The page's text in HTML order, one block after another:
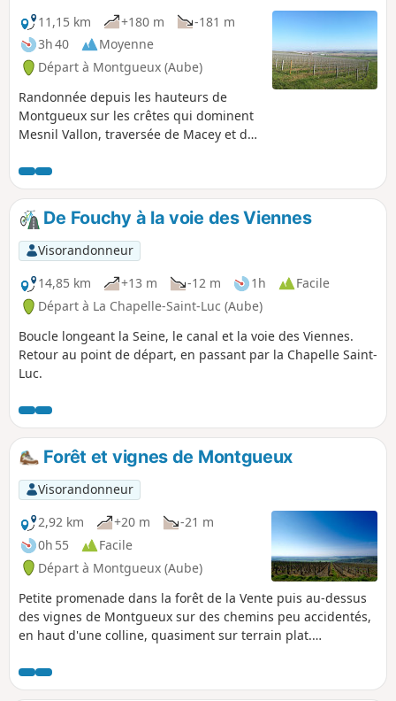
11,15 km
+180 m
-181 m
3h 40
Moyenne
Départ à Montgueux (Aube)
Randonnée depuis les hauteurs de
Montgueux sur les crêtes qui dominent
Mesnil Vallon, traversée de Macey et de
longeant les vignes qui dominent la
Grange au Rez avec vue plongeante sur
Troyes.De Fouchy à la voie des Viennes
Visorandonneur
14,85 km
+13 m -12 m 1h
Facile
Départ à La Chapelle-Saint-Luc (Aube)
Boucle longeant la Seine, le canal et la voie des Viennes.
Retour au point de départ, en passant par la Chapelle Saint-
Luc.
Forêt et vignes de Montgueux
Visorandonneur
2,92 km
+20 m
-21 m
0h 55
Facile
Départ à Montgueux (Aube)
Petite promenade dans la forêt de la Vente puis au-dessus
des vignes de Montgueux sur des chemins peu accidentés,
en haut d'une colline, quasiment sur terrain plat.